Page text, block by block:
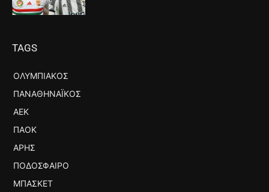
TAGS
ΟΛΥΜΠΙΑΚΌΣ
ΠΑΝΑΘΗΝΑΪΚΌΣ
ΑΕΚ
ΠΑΟΚ
ΆΡΗΣ
ΠΟΔΌΣΦΑΙΡΟ
ΜΠΆΣΚΕΤ